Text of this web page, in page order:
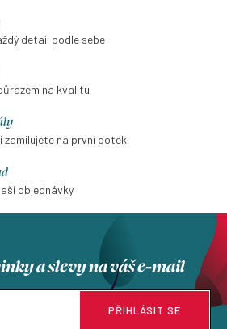
detail podle sebe
na kvalitu
zamilujete na první dotek
objednávky
a slevy na váš e-mail
PŘIHLÁSIT SE